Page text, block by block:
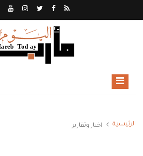
الرئيسية اخبار وتقارير